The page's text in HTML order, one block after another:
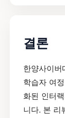
결론
한양사이
학습자 여
화된 인터
니다. 본 리